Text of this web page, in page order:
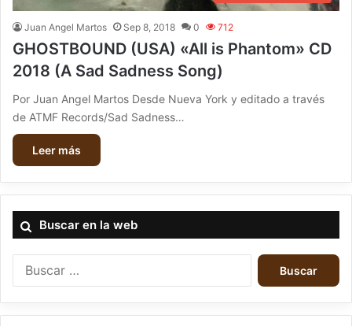
Juan Angel Martos Sep 8, 2018 0 712
GHOSTBOUND (USA) «All is Phantom» CD
2018 (A Sad Sadness Song)
Por Juan Angel Martos Desde Nueva York y editado a través
de ATMF Records/Sad Sadness…
Leer más
Buscar en la web